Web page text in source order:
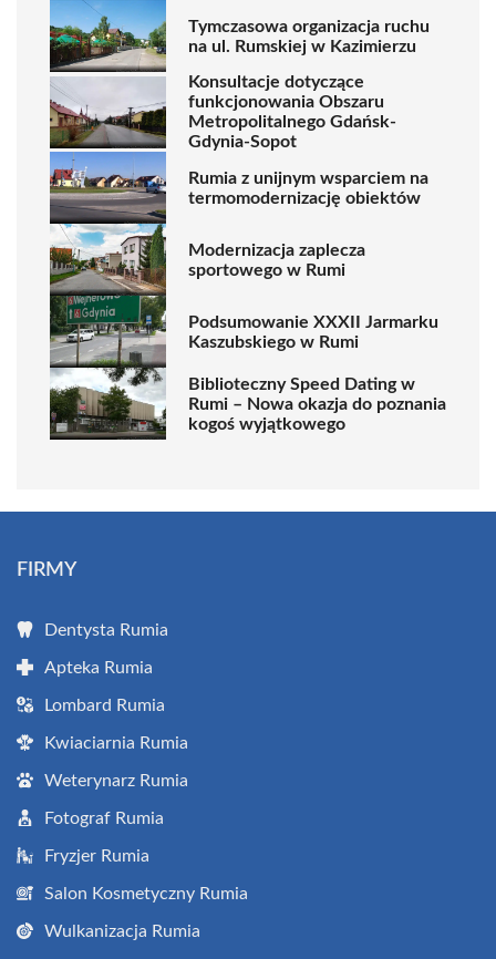
Tymczasowa organizacja ruchu
na ul. Rumskiej w Kazimierzu
Konsultacje dotyczące
funkcjonowania Obszaru
Metropolitalnego Gdańsk-
Gdynia-Sopot
Rumia z unijnym wsparciem na
termomodernizację obiektów
Modernizacja zaplecza
sportowego w Rumi
Podsumowanie XXXII Jarmarku
Kaszubskiego w Rumi
Biblioteczny Speed Dating w
Rumi – Nowa okazja do poznania
kogoś wyjątkowego
FIRMY
Dentysta Rumia
Apteka Rumia
Lombard Rumia
Kwiaciarnia Rumia
Weterynarz Rumia
Fotograf Rumia
Fryzjer Rumia
Salon Kosmetyczny Rumia
Wulkanizacja Rumia